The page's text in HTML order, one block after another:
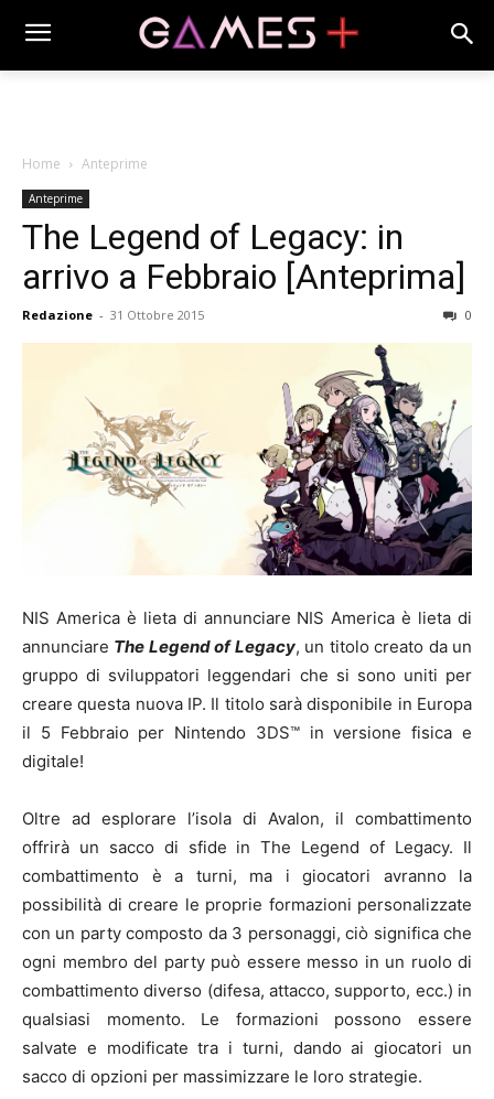
Home Anteprime
Anteprime
The Legend of Legacy: in
arrivo a Febbraio [Anteprima]
Redazione - 31 Ottobre 2015 0
NIS America è lieta di annunciare NIS America è lieta di
annunciare The Legend of Legacy, un titolo creato da un
gruppo di sviluppatori leggendari che si sono uniti per
creare questa nuova IP. Il titolo sarà disponibile in Europa
il 5 Febbraio per Nintendo 3DS™ in versione fisica e
digitale!
Oltre ad esplorare l’isola di Avalon, il combattimento
offrirà un sacco di sfide in The Legend of Legacy. Il
combattimento è a turni, ma i giocatori avranno la
possibilità di creare le proprie formazioni personalizzate
con un party composto da 3 personaggi, ciò significa che
ogni membro del party può essere messo in un ruolo di
combattimento diverso (difesa, attacco, supporto, ecc.) in
qualsiasi momento. Le formazioni possono essere
salvate e modificate tra i turni, dando ai giocatori un
sacco di opzioni per massimizzare le loro strategie.